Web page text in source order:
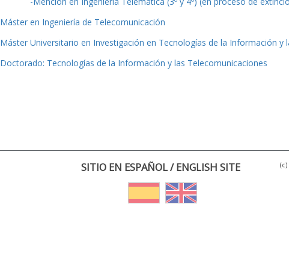
Máster en Ingeniería de Telecomunicación
Máster Universitario en Investigación en Tecnologías de la Información y
Doctorado: Tecnologías de la Información y las Telecomunicaciones
SITIO EN ESPAÑOL / ENGLISH SITE